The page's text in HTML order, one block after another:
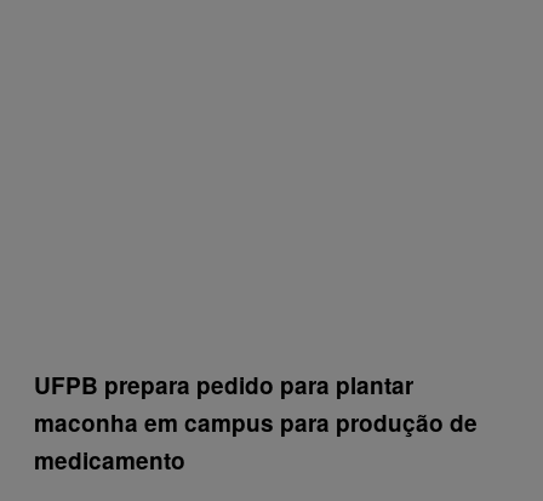
UFPB prepara pedido para plantar
maconha em campus para produção de
medicamento